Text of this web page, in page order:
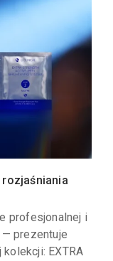
rozjaśniania
profesjonalnej i
prezentuje
EXTRA